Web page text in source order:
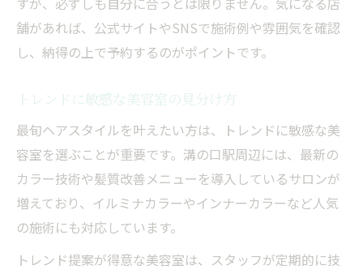
舗があれば、公式サイトやSNSで施術例や雰囲気を確認
し、納得の上で予約するのがポイントです。
トレンドに敏感な美容室の見分け方
最旬ヘアスタイルを叶えたい方は、トレンドに敏感な美
容室を選ぶことが重要です。溝の口駅周辺には、最新の
カラー技術や髪質改善メニューを導入しているサロンが
増えており、イルミナカラーやインナーカラーなど人気
の施術にも対応しています。
トレンド提案が得意な美容室は、スタッフが定期的に技